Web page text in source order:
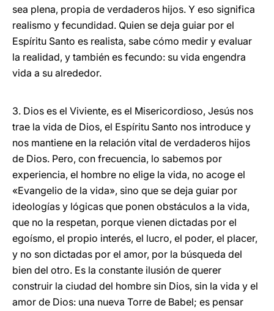
sea plena, propia de verdaderos hijos. Y eso significa
realismo y fecundidad. Quien se deja guiar por el
Espíritu Santo es realista, sabe cómo medir y evaluar
la realidad, y también es fecundo: su vida engendra
vida a su alrededor.
3. Dios es el Viviente, es el Misericordioso, Jesús nos
trae la vida de Dios, el Espíritu Santo nos introduce y
nos mantiene en la relación vital de verdaderos hijos
de Dios. Pero, con frecuencia, lo sabemos por
experiencia, el hombre no elige la vida, no acoge el
«Evangelio de la vida», sino que se deja guiar por
ideologías y lógicas que ponen obstáculos a la vida,
que no la respetan, porque vienen dictadas por el
egoísmo, el propio interés, el lucro, el poder, el placer,
y no son dictadas por el amor, por la búsqueda del
bien del otro. Es la constante ilusión de querer
construir la ciudad del hombre sin Dios, sin la vida y el
amor de Dios: una nueva Torre de Babel; es pensar